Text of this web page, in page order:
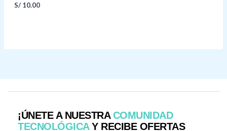
S/10.00
¡ÚNETE A NUESTRACOMUNIDAD
TECNOLÓGICAY RECIBE OFERTAS